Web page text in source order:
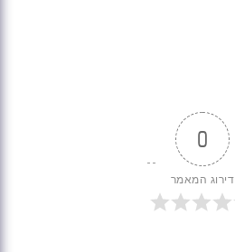
0
דירוג המאמר